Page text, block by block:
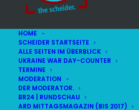
HOME
SCHEIDER STARTSEITE
ALLE SEITEN IM ÜBERBLICK
UKRAINE WAR DAY-COUNTER
TERMINE
MODERATION
DER MODERATOR.
BR24 | RUNDSCHAU
ARD MITTAGSMAGAZIN (BIS 2017)